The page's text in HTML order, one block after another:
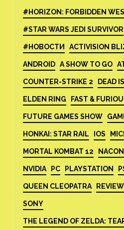
#HORIZON: FORBIDDEN
#STAR WARS JEDI SURVIVOR
#НОВОСТИ ACTIVISION
ANDROID A SHOW TO GO
COUNTER-STRIKE 2 DEAD
ELDEN RING FAST &
FUTURE GAMES SHOW
HONKAI: STAR RAIL IOS
MORTAL KOMBAT 12 NACON
NVIDIA PC PLAYSTATION
QUEEN CLEOPATRA REVIEW
SONY
THE LEGEND OF ZELDA: